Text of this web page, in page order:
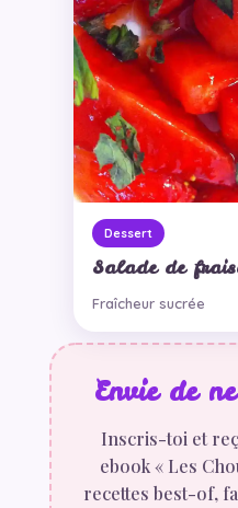
Dessert
Salade de
Fraîcheur sucrée
Envie de
Inscris-toi et
ebook « Les
recettes best-of,